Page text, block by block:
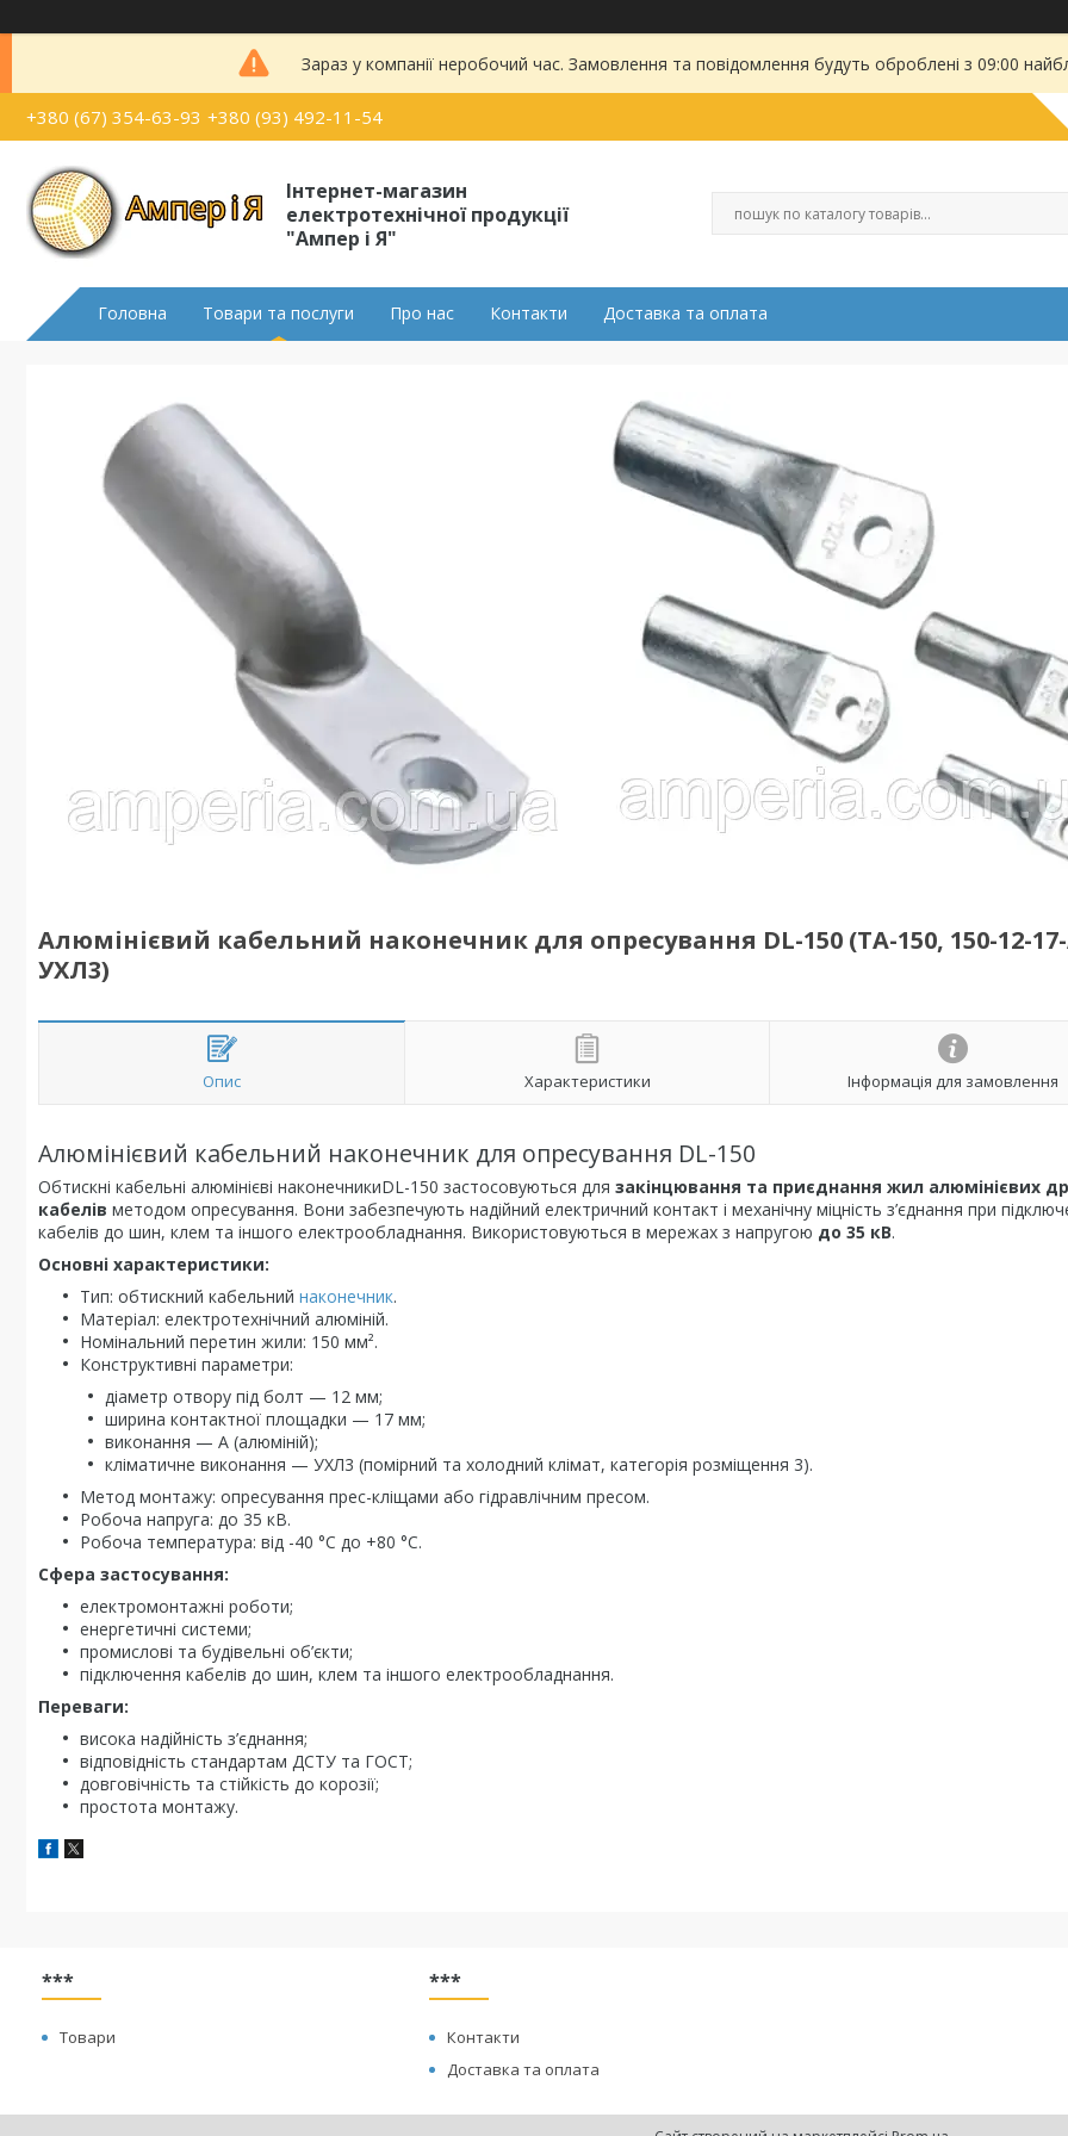
Зараз у компанії неробочий час. Замовлення та повідомлення будуть оброблені з 09:00
+380 (67) 354-63-93 +380 (93) 492-11-54
Інтернет-магазин
електротехнічної продукції
"Ампер і Я"
Головна Товари та послуги Про нас Контакти Доставка та оплата
Алюмінієвий кабельний наконечник для опресування DL-150 (ТА-150, 150-12-
УХЛ3)
Опис Характеристики Інформація для замовлення
Алюмінієвий кабельний наконечник для опресування DL-150
Обтискні кабельні алюмінієві наконечникиDL-150 застосовуються для закінцювання та приєднання жил алюмінієвих
кабелів методом опресування. Вони забезпечують надійний електричний контакт і механічну міцність з’єднання при
кабелів до шин, клем та іншого електрообладнання. Використовуються в мережах з напругою до 35 кВ.
Основні характеристики:
Тип: обтискний кабельний наконечник.
Матеріал: електротехнічний алюміній.
Номінальний перетин жили: 150 мм².
Конструктивні параметри:
діаметр отвору під болт — 12 мм;
ширина контактної площадки — 17 мм;
виконання — А (алюміній);
кліматичне виконання — УХЛ3 (помірний та холодний клімат, категорія розміщення 3).
Метод монтажу: опресування прес-кліщами або гідравлічним пресом.
Робоча напруга: до 35 кВ.
Робоча температура: від -40 °C до +80 °C.
Сфера застосування:
електромонтажні роботи;
енергетичні системи;
промислові та будівельні об’єкти;
підключення кабелів до шин, клем та іншого електрообладнання.
Переваги:
висока надійність з’єднання;
відповідність стандартам ДСТУ та ГОСТ;
довговічність та стійкість до корозії;
простота монтажу.
***
Товари
***
Контакти
Доставка та оплата